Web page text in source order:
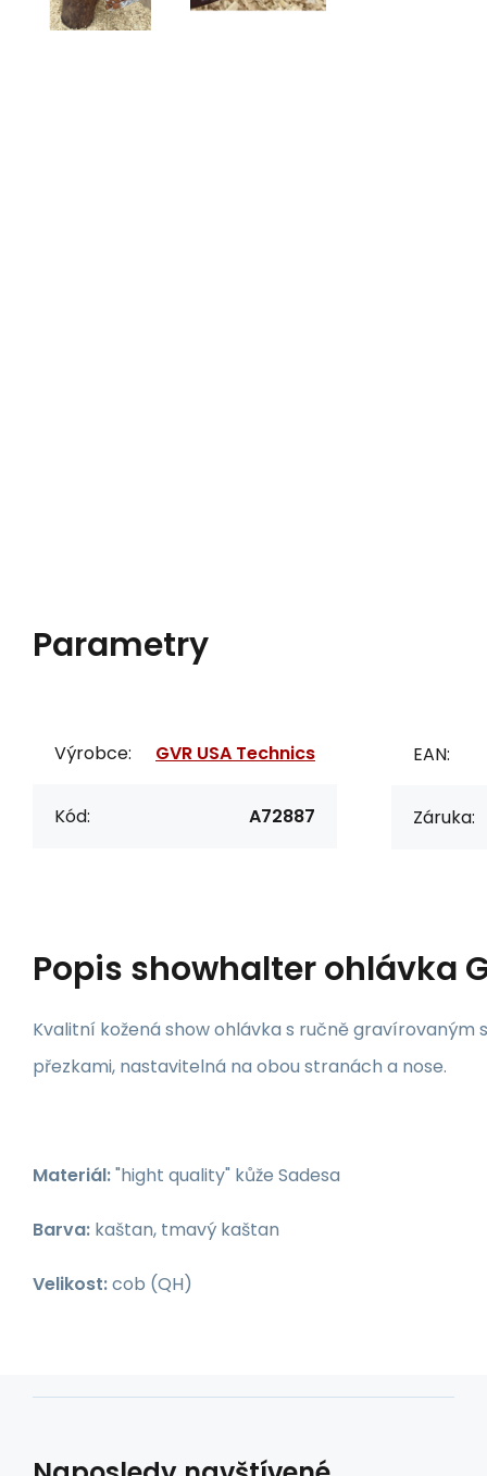
Parametry
Výrobce: GVR USA Technics
Kód: A72887
EAN:
Záruka:
Popis showhalter ohlávka
Kvalitní kožená show ohlávka s ručně
přezkami, nastavitelná na obou stranách a nose.
Materiál:"hight quality" kůže Sadesa
Barva: kaštan, tmavý kaštan
Velikost:cob (QH)